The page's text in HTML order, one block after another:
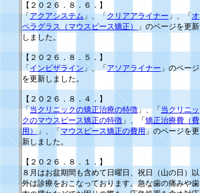
【２０２６．８．６．】
「アクアシステム 」、「クリアアライナー 」、「 オ
ペラグラス（マウスピース矯正）
」のページを更新
しました。
【２０２６．８．５．】
「 インビザライン 」、「 アソアライナー 」のページ
を更新しました。
【２０２６．８．４．】
「当クリニックの矯正治療の特徴」、「 当クリニッ
クのマウスピース矯正の特徴 」、「 矯正治療費（費
用）
」、「 マウスピース矯正の費用 」のページを更
新しました。
【２０２６．８．１．】
８月はお盆期間も含めて日曜日、祝日（山の日）以
外は診療をおこなっております。急な歯の痛みや歯